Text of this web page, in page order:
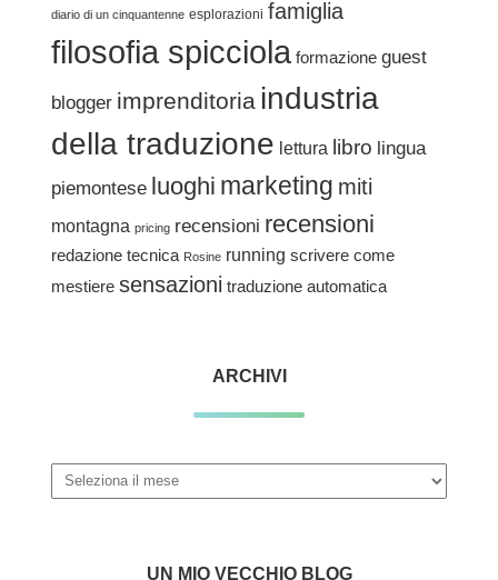
diario di un cinquantenne esplorazioni famiglia
filosofia spicciola formazione guest
blogger imprenditoria industria
della traduzione lettura libro lingua
piemontese luoghi marketing miti
montagna pricing recensioni recensioni
redazione tecnica Rosine running scrivere come
mestiere sensazioni traduzione automatica
ARCHIVI
Archivi
UN MIO VECCHIO BLOG